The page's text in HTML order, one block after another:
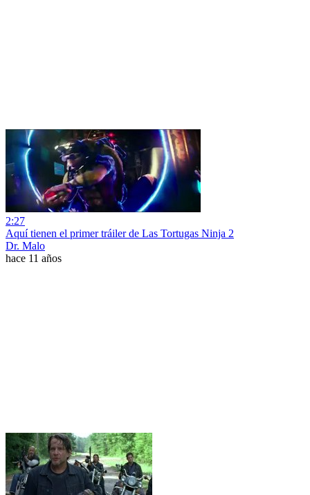
2:27
Aquí tienen el primer tráiler de Las Tortugas Ninja 2
Dr. Malo
hace 11 años